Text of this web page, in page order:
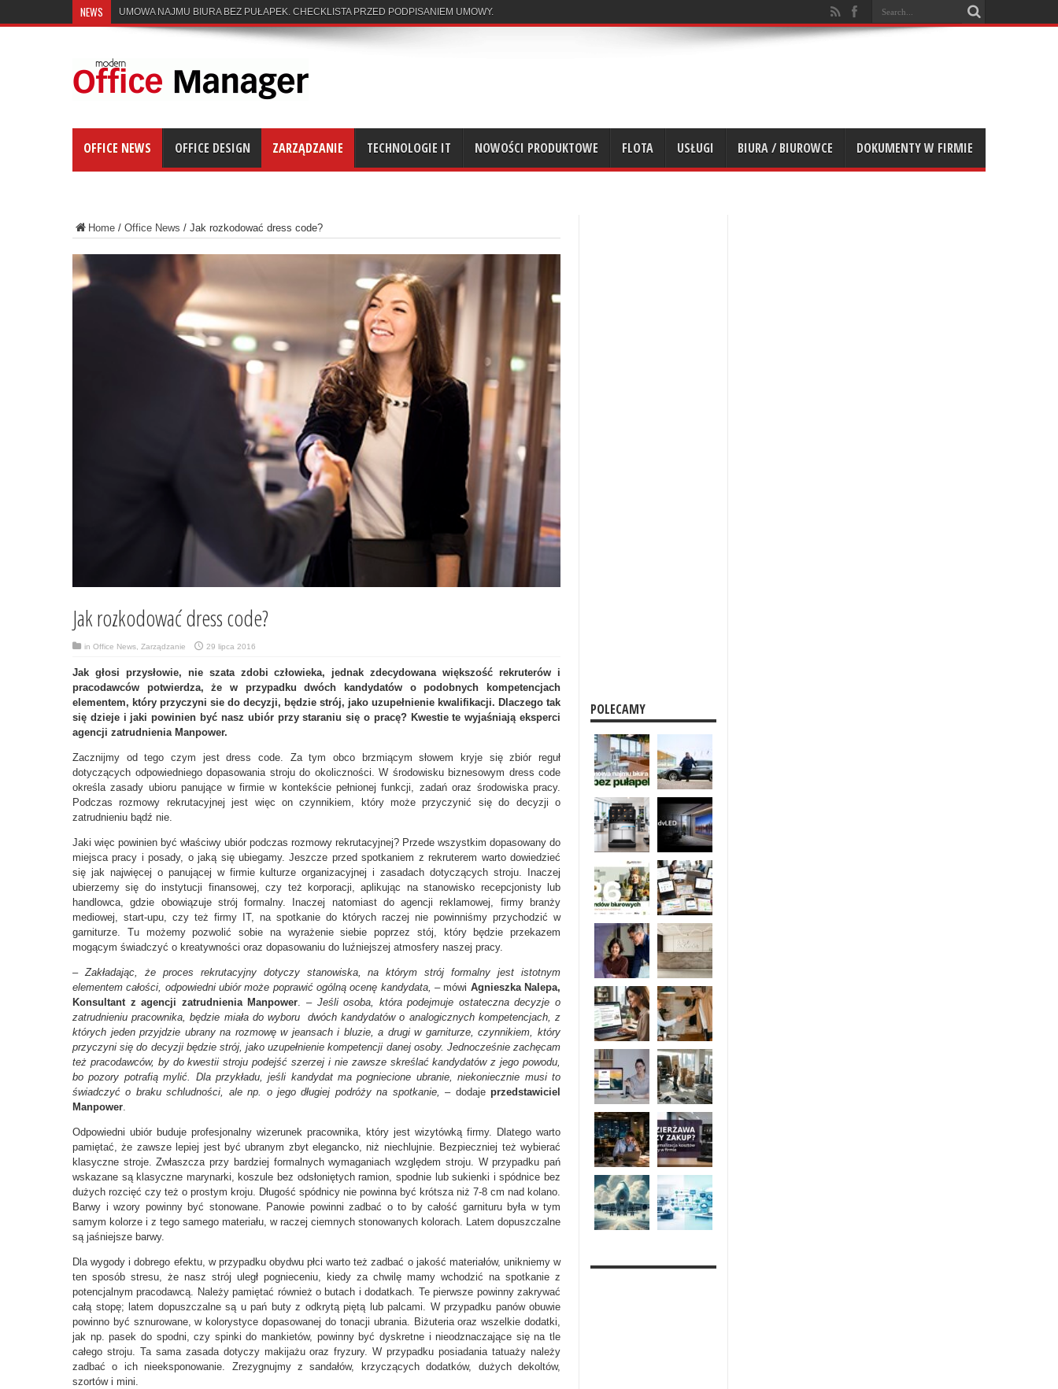
NEWS UMOWA NAJMU BIURA BEZ PUŁAPEK. CHECKLISTA PRZED PODPISANIEM UMOWY.
OFFICE NEWS OFFICE DESIGN ZARZĄDZANIE TECHNOLOGIE IT NOWOŚCI PRODUKTOWE FLOTA USŁUGI BIURA / BIUROWCE DOKUMENTY W FIRMIE
Home / Office News / Jak rozkodować dress code?
Jak rozkodować dress code?
in Office News Zarządzanie 29 lipca 2016
Jak głosi przysłowie, nie szata zdobi człowieka, jednak zdecydowana większość rekruterów i
pracodawców potwierdza, że w przypadku dwóch kandydatów o podobnych kompetencjach
elementem, który przyczyni sie do decyzji, będzie strój, jako uzupełnienie kwalifikacji. Dlaczego tak
się dzieje i jaki powinien być nasz ubiór przy staraniu się o pracę? Kwestie te wyjaśniają eksperci
agencji zatrudnienia Manpower.
Zacznijmy od tego czym jest dress code. Za tym obco brzmiącym słowem kryje się zbiór reguł
dotyczących odpowiedniego dopasowania stroju do okoliczności. W środowisku biznesowym dress code
określa zasady ubioru panujące w firmie w kontekście pełnionej funkcji, zadań oraz środowiska pracy.
Podczas rozmowy rekrutacyjnej jest więc on czynnikiem, który może przyczynić się do decyzji o
zatrudnieniu bądź nie.
Jaki więc powinien być właściwy ubiór podczas rozmowy rekrutacyjnej? Przede wszystkim dopasowany do
miejsca pracy i posady, o jaką się ubiegamy. Jeszcze przed spotkaniem z rekruterem warto dowiedzieć
się jak najwięcej o panującej w firmie kulturze organizacyjnej i zasadach dotyczących stroju. Inaczej
ubierzemy się do instytucji finansowej, czy też korporacji, aplikując na stanowisko recepcjonisty lub
handlowca, gdzie obowiązuje strój formalny. Inaczej natomiast do agencji reklamowej, firmy branży
mediowej, start-upu, czy też firmy IT, na spotkanie do których raczej nie powinniśmy przychodzić w
garniturze. Tu możemy pozwolić sobie na wyrażenie siebie poprzez stój, który będzie przekazem
mogącym świadczyć o kreatywności oraz dopasowaniu do luźniejszej atmosfery naszej pracy.
–Zakładając, że proces rekrutacyjny dotyczy stanowiska, na którym strój formalny jest istotnym
elementem całości, odpowiedni ubiór może poprawić ogólną ocenę kandydata, – mówi Agnieszka Nalepa,
Konsultant z agencji zatrudnienia Manpower. –Jeśli osoba, która podejmuje ostateczna decyzje o
zatrudnieniu pracownika, będzie miała do wyboru dwóch kandydatów o analogicznych kompetencjach, z
których jeden przyjdzie ubrany na rozmowę w jeansach i bluzie, a drugi w garniturze, czynnikiem, który
przyczyni się do decyzji będzie strój, jako uzupełnienie kompetencji danej osoby. Jednocześnie zachęcam
też pracodawców, by do kwestii stroju podejść szerzej i nie zawsze skreślać kandydatów z jego powodu,
bo pozory potrafią mylić. Dla przykładu, jeśli kandydat ma pogniecione ubranie, niekoniecznie musi to
świadczyć o braku schludności, ale np. o jego długiej podróży na spotkanie,– dodajeprzedstawiciel
Manpower.
Odpowiedni ubiór buduje profesjonalny wizerunek pracownika, który jest wizytówką firmy. Dlatego warto
pamiętać, że zawsze lepiej jest być ubranym zbyt elegancko, niż niechlujnie. Bezpieczniej też wybierać
klasyczne stroje. Zwłaszcza przy bardziej formalnych wymaganiach względem stroju. W przypadku pań
wskazane są klasyczne marynarki, koszule bez odsłoniętych ramion, spodnie lub sukienki i spódnice bez
dużych rozcięć czy też o prostym kroju. Długość spódnicy nie powinna być krótsza niż 7-8 cm nad kolano.
Barwy i wzory powinny być stonowane. Panowie powinni zadbać o to by całość garnituru była w tym
samym kolorze i z tego samego materiału, w raczej ciemnych stonowanych kolorach. Latem dopuszczalne
są jaśniejsze barwy.
Dla wygody i dobrego efektu, w przypadku obydwu płci warto też zadbać o jakość materiałów, unikniemy w
ten sposób stresu, że nasz strój uległ pognieceniu, kiedy za chwilę mamy wchodzić na spotkanie z
potencjalnym pracodawcą. Należy pamiętać również o butach i dodatkach. Te pierwsze powinny zakrywać
całą stopę; latem dopuszczalne są u pań buty z odkrytą piętą lub palcami. W przypadku panów obuwie
powinno być sznurowane, w kolorystyce dopasowanej do tonacji ubrania. Biżuteria oraz wszelkie dodatki,
jak np. pasek do spodni, czy spinki do mankietów, powinny być dyskretne i nieodznaczające się na tle
całego stroju. Ta sama zasada dotyczy makijażu oraz fryzury. W przypadku posiadania tatuaży należy
zadbać o ich nieeksponowanie. Zrezygnujmy z sandałów, krzyczących dodatków, dużych dekoltów,
szortów i mini.
POLECAMY